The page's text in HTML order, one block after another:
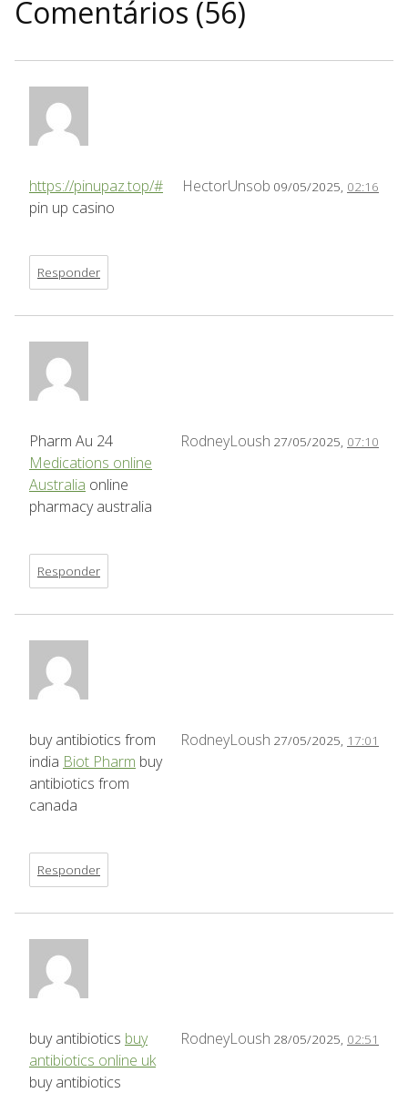
Comentários (56)
HectorUnsob 09/05/2025, 02:16
https://pinupaz.top/#
pin up casino
Responder
RodneyLoush 27/05/2025, 07:10
Pharm Au 24
Medications online
Australia online
pharmacy australia
Responder
RodneyLoush 27/05/2025, 17:01
buy antibiotics from
india Biot Pharm buy
antibiotics from
canada
Responder
RodneyLoush 28/05/2025, 02:51
buy antibiotics buy
antibiotics online uk
buy antibiotics